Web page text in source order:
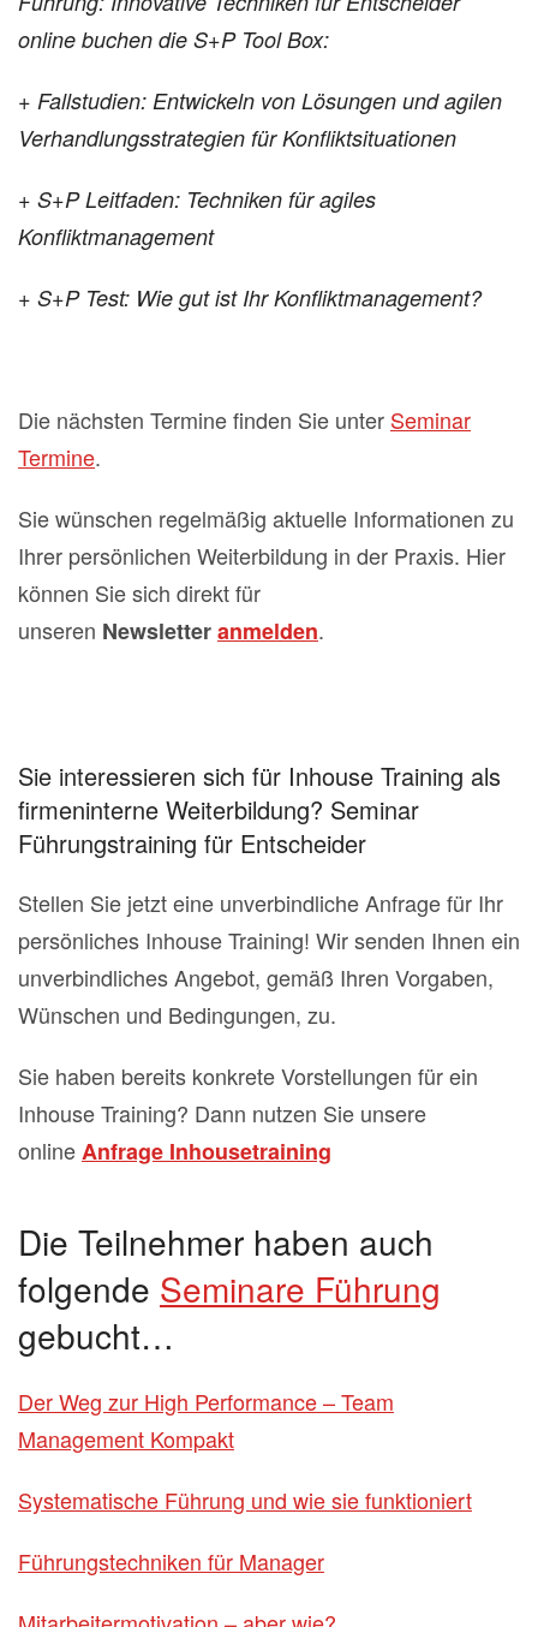
online buchen die S+P Tool Box:
+ Fallstudien: Entwickeln von Lösungen und agilen
Verhandlungsstrategien für Konfliktsituationen
+ S+P Leitfaden: Techniken für agiles
Konfliktmanagement
+ S+P Test: Wie gut ist Ihr Konfliktmanagement?
Die nächsten Termine finden Sie unter Seminar
Termine.
Sie wünschen regelmäßig aktuelle Informationen zu
Ihrer persönlichen Weiterbildung in der Praxis. Hier
können Sie sich direkt für
unseren Newsletteranmelden.
Sie interessieren sich für Inhouse Training als
firmeninterne Weiterbildung? Seminar
Führungstraining für Entscheider
Stellen Sie jetzt eine unverbindliche Anfrage für Ihr
persönliches Inhouse Training! Wir senden Ihnen ein
unverbindliches Angebot, gemäß Ihren Vorgaben,
Wünschen und Bedingungen, zu.
Sie haben bereits konkrete Vorstellungen für ein
Inhouse Training? Dann nutzen Sie unsere
onlineAnfrage Inhousetraining
Die Teilnehmer haben auch
folgende Seminare Führung
gebucht…
Der Weg zur High Performance – Team
Management Kompakt
Systematische Führung und wie sie funktioniert
Führungstechniken für Manager